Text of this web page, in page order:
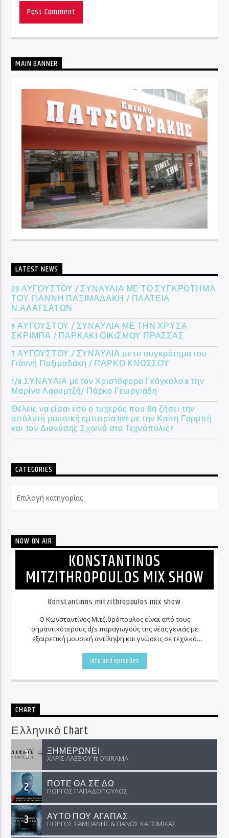
MAIN BANNER
LATEST NEWS
29 ΑΥΓΟΥΣΤΟΥ / ΣΥΝΑΥΛΙΑ ΜΕ ΤΟ ΣΥΓΚΡΟΤΗΜΑ
ΤΟΥ ΓΙΑΝΝΗ ΠΑΞΙΜΑΔΑΚΗ / ΠΛΑΤΕΙΑ
Ν.ΑΛΑΤΣΑΤΩΝ
8 ΑΥΓΟΥΣΤΟΥ / ΣΥΝΑΥΛΙΑ ΜΕ ΤΗΝ ΧΡΥΣΑ
ΣΚΡΙΜΠΑ / ΠΑΡΚΑΚΙ ΟΙΚIΣΜΟΥ ΠΡΑΣΣΑΣ
7 ΑΥΓΟΥΣΤΟΥ / ΣΥΝΑΥΛΙΑ με το συγκρότημα του
Γιάννη Παξιμαδάκη / ΠΑΡΚΟ ΚΝΩΣΣΟΥ
1/8 ΣΥΝΑΥΛΙΑ με τον Χριστόφορο Γκόγκολο & την
Μαρίνα Λαουμτζή/ Πάρκο Γεωργιάδη
Θέλεις να είσαι εσύ ο τυχερός που θα ζήσει την
απόλυτη μουσική εμπειρία live με την Καίτη Γαρμπή
και τον Διονύσης Σχοινά στο Τεχνόπολις?
CATEGORIES
NOW ON AIR
KONSTANTINOS
MITZITHROPOULOS MIX SHOW
Konstantinos mitzithropoulos mix show
Ο Κωνσταντίνος Μιτζιθρόπουλος είναι από τους
σημαντικότερουςdj’s παραγωγούς της νέας γενιάς με
εξαιρετική μουσική αντίληψη και γνώσεις σε τεχνικά
τους πλέον ταλαντούχους και το αποτέλεσμα
αποτυπώνεται στις δημιουργίες του που κοσμούν σε
εβδομαδιαία βάση μερικούς από τους μεγαλύτερους
Info and episodes
CHART
Ελληνικό Chart
1 ΞΗΜΕΡΩΝΕΙ
ΧΑΡΙΣ ΑΛΕΞΙΟΥ ft ΟNIRAMA
2 ΠΟΤΕ ΘΑ ΣΕ ΔΩ
ΓΙΩΡΓΟΣ ΠΑΠΑΔΟΠΟΥΛΟΣ
3 ΑΥΤΟ ΠΟΥ ΑΓΑΠΑΣ
ΓΙΩΡΓΟΣ ΣΑΜΠΑΝΗΣ & ΠΑΝΟΣ ΚΑΤΣΙΜΙΧΑΣ